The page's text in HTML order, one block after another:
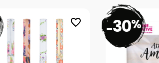
favorite_border -30%